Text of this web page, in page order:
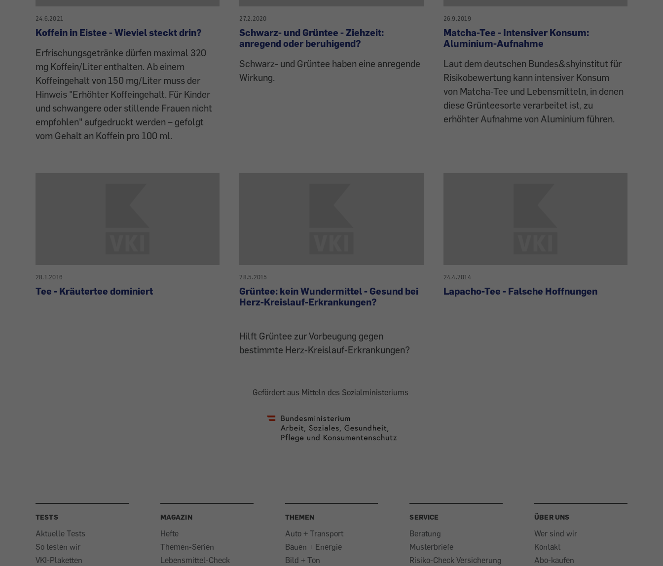
24.6.2021
Koffein in Eistee - Wieviel steckt drin?
Erfrischungsgetränke dürfen maximal 320
mg Koffein/Liter enthalten. Ab einem
Koffeingehalt von 150 mg/Liter muss der
Hinweis "Erhöhter Koffeingehalt. Für Kinder
und schwangere oder stillende Frauen nicht
empfohlen" aufgedruckt werden – gefolgt
vom Gehalt an Koffein pro 100 ml.
27.2.2020
Schwarz- und Grüntee - Ziehzeit:
anregend oder beruhigend?
Schwarz- und Grüntee haben eine anregende
Wirkung.
26.9.2019
Matcha-Tee - Intensiver Konsum:
Aluminium-Aufnahme
Laut dem deutschen Bundes&shyinstitut für
Risikobewertung kann intensiver Konsum
von Matcha-Tee und Lebensmitteln, in denen
diese Grünteesorte verarbeitet ist, zu
erhöhter Aufnahme von Aluminium führen.
28.1.2016
Tee - Kräutertee dominiert
28.5.2015
Grüntee: kein Wundermittel - Gesund bei
Herz-Kreislauf-Erkrankungen?
Hilft Grüntee zur Vorbeugung gegen
bestimmte Herz-Kreislauf-Erkrankungen?
24.4.2014
Lapacho-Tee - Falsche Hoffnungen
Gefördert aus Mitteln des Sozialministeriums
TESTS
Aktuelle Tests
So testen wir
VKI-Plaketten
MAGAZIN
Hefte
Themen-Serien
Lebensmittel-Check
THEMEN
Auto + Transport
Bauen + Energie
Bild + Ton
SERVICE
Beratung
Musterbriefe
Risiko-Check Versicherung
ÜBER UNS
Wer sind wir
Kontakt
Abo-kaufen